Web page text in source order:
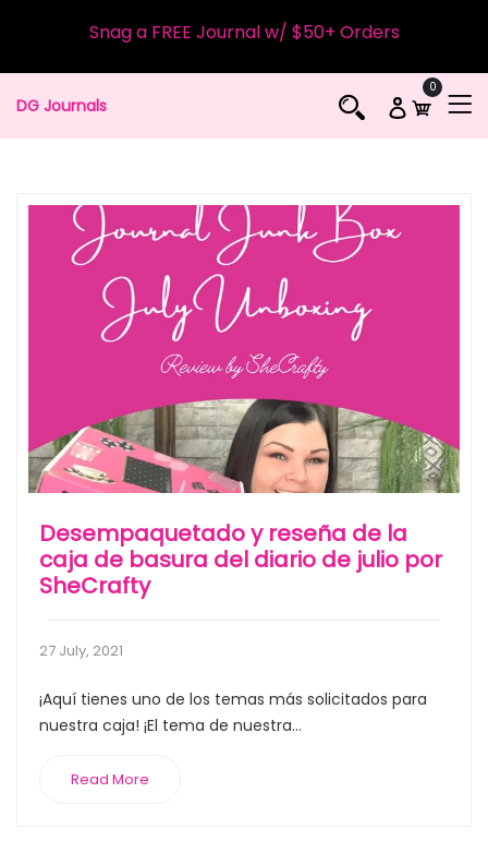
Snag a FREE Journal w/ $50+ Orders
DG Journals
0
Desempaquetado y reseña de la
caja de basura del diario de julio por
SheCrafty
27 July, 2021
¡Aquí tienes uno de los temas más solicitados para
nuestra caja! ¡El tema de nuestra...
Read More